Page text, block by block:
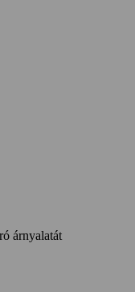
árnyalatát